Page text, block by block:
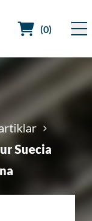
(0)
Suecia